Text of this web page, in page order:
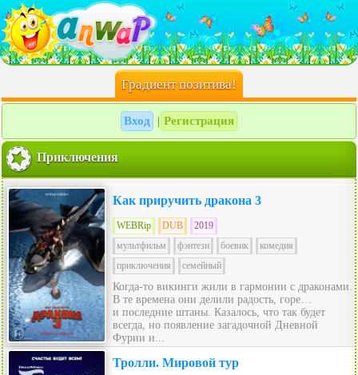
Градиент позитива!
Вход Регистрация
Приключения
Как приручить дракона 3
WEBRip DUB
2019
мультфильм
фэнтези боевик
комедия
приключения
семейный
Когда-то викинги жили в гармонии с драконами.
В те времена они делили радость, горе…
и последние штаны. Казалось, что так будет
всегда, но появление загадочной Дневной
Фурии и...
Тролли. Мировой тур